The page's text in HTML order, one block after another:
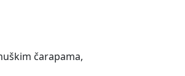
čarapama,